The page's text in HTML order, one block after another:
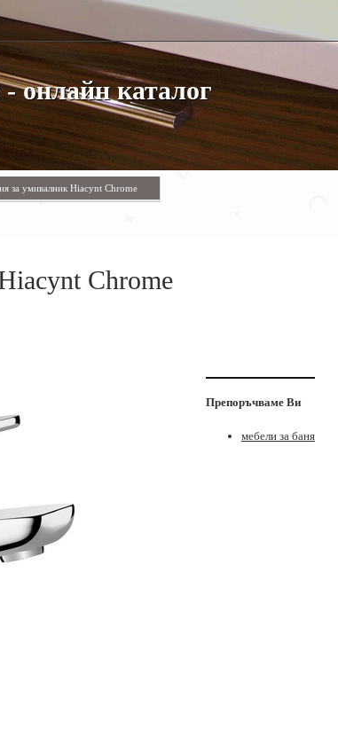
онлайн каталог
за умивалник Hiacynt Chrome
Chrome
Препоръчваме Ви
мебели за баня